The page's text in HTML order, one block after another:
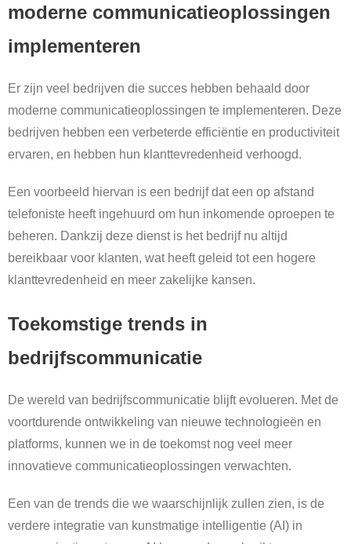
moderne communicatieoplossingen
implementeren
Er zijn veel bedrijven die succes hebben behaald door
moderne communicatieoplossingen te implementeren. Deze
bedrijven hebben een verbeterde efficiëntie en productiviteit
ervaren, en hebben hun klanttevredenheid verhoogd.
Een voorbeeld hiervan is een bedrijf dat een op afstand
telefoniste heeft ingehuurd om hun inkomende oproepen te
beheren. Dankzij deze dienst is het bedrijf nu altijd
bereikbaar voor klanten, wat heeft geleid tot een hogere
klanttevredenheid en meer zakelijke kansen.
Toekomstige trends in
bedrijfscommunicatie
De wereld van bedrijfscommunicatie blijft evolueren. Met de
voortdurende ontwikkeling van nieuwe technologieën en
platforms, kunnen we in de toekomst nog veel meer
innovatieve communicatieoplossingen verwachten.
Een van de trends die we waarschijnlijk zullen zien, is de
verdere integratie van kunstmatige intelligentie (AI) in